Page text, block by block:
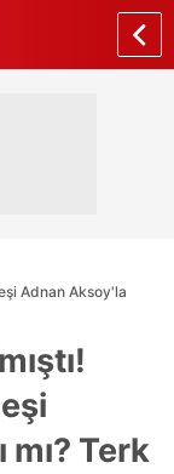
eşi Adnan Aksoy'la
Terk